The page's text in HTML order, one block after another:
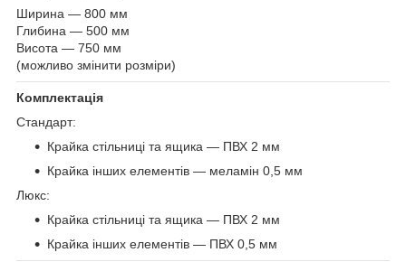
Ширина — 800 мм
Глибина — 500 мм
Висота — 750 мм
(можливо змінити розміри)
Комплектація
Стандарт:
Крайка стільниці та ящика — ПВХ 2 мм
Крайка інших елементів — меламін 0,5 мм
Люкс:
Крайка стільниці та ящика — ПВХ 2 мм
Крайка інших елементів — ПВХ 0,5 мм